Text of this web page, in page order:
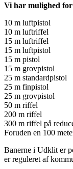
Vi har mulighed
10 m luftpistol
10 m luftriffel
15 m luftriffel
15 m luftpistol
15 m pistol
15 m grovpistol
25 m standardpistol
25 m finpistol
25 m grovpistol
50 m riffel
200 m riffel
300 m riffel på
Foruden en 100
Banerne i Udklit er
er reguleret af